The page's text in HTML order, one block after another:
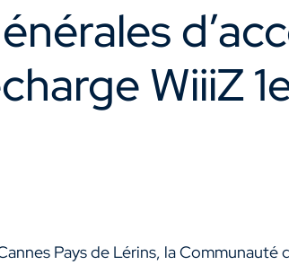
WiiiZ
Pays de Lérins, la Communauté